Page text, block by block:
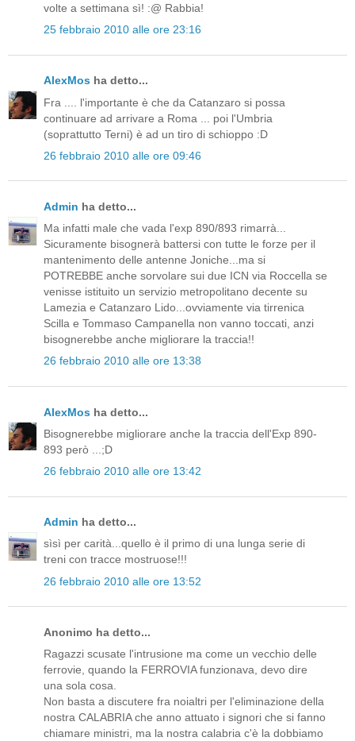
volte a settimana sì! :@ Rabbia!
25 febbraio 2010 alle ore 23:16
AlexMos ha detto...
Fra .... l'importante è che da Catanzaro si possa
continuare ad arrivare a Roma ... poi l'Umbria
(soprattutto Terni) è ad un tiro di schioppo :D
26 febbraio 2010 alle ore 09:46
Admin ha detto...
Ma infatti male che vada l'exp 890/893 rimarrà...
Sicuramente bisognerà battersi con tutte le forze per il
mantenimento delle antenne Joniche...ma si
POTREBBE anche sorvolare sui due ICN via Roccella se
venisse istituito un servizio metropolitano decente su
Lamezia e Catanzaro Lido...ovviamente via tirrenica
Scilla e Tommaso Campanella non vanno toccati, anzi
bisognerebbe anche migliorare la traccia!!
26 febbraio 2010 alle ore 13:38
AlexMos ha detto...
Bisognerebbe migliorare anche la traccia dell'Exp 890-
893 però ...;D
26 febbraio 2010 alle ore 13:42
Admin ha detto...
sìsì per carità...quello è il primo di una lunga serie di
treni con tracce mostruose!!!
26 febbraio 2010 alle ore 13:52
Anonimo ha detto...
Ragazzi scusate l'intrusione ma come un vecchio delle
ferrovie, quando la FERROVIA funzionava, devo dire
una sola cosa.
Non basta a discutere fra noialtri per l'eliminazione della
nostra CALABRIA che anno attuato i signori che si fanno
chiamare ministri, ma la nostra calabria c'è la dobbiamo